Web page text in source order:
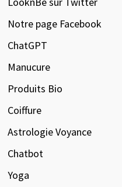
Notre page Facebook
ChatGPT
Manucure
Produits Bio
Coiffure
Astrologie Voyance
Chatbot
Yoga